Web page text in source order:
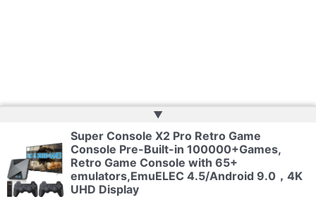
Copyright © 2026 | Powered byWeb Doktoru
▲
Super Console X2 Pro Retro Game
Console Pre-Built-in 100000+Games,
Retro Game Console with 65+
emulators,EmuELEC 4.5/Android 9.0，4K
UHD Display